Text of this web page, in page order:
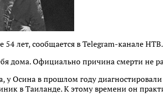
54 лет, сообщается в Telegram-канале НТВ.
дома. Официально причина смерти не
у Осина в прошлом году
в Таиланде. К этому времени он